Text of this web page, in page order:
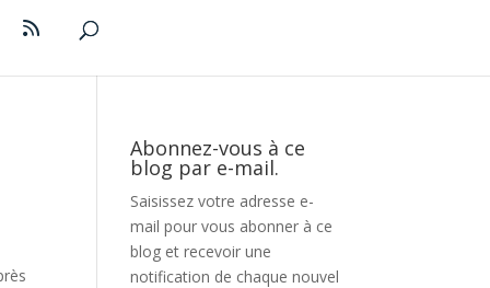
Abonnez-vous à ce
blog par e-mail.
Saisissez votre adresse e-
mail pour vous abonner à ce
blog et recevoir une
notification de chaque nouvel